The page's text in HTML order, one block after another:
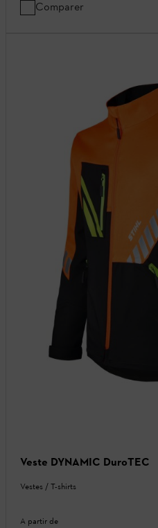
Comparer
Veste DYNAMIC DuroTEC
Vestes / T-shirts
A partir de